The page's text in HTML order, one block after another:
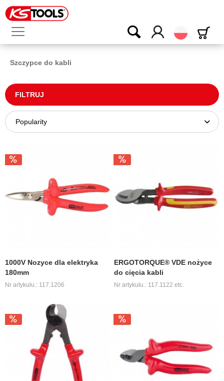
Polski
Szczypce do kabli
FILTRUJ
1000V Nozyce dla elektryka
180mm
Nr artykułu.: 117.1206
ERGOTORQUE® VDE nożyce
do cięcia kabli
Nr artykułu.: 117.1122 etc.